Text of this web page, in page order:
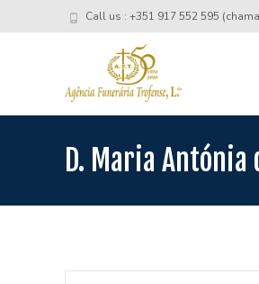
Call us : +351 917 552 595
D. Maria